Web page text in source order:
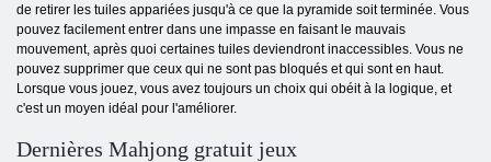
de retirer les tuiles appariées jusqu'à ce que la pyramide soit terminée. Vous
pouvez facilement entrer dans une impasse en faisant le mauvais
mouvement, après quoi certaines tuiles deviendront inaccessibles. Vous ne
pouvez supprimer que ceux qui ne sont pas bloqués et qui sont en haut.
Lorsque vous jouez, vous avez toujours un choix qui obéit à la logique, et
c'est un moyen idéal pour l'améliorer.
Dernières Mahjong gratuit jeux